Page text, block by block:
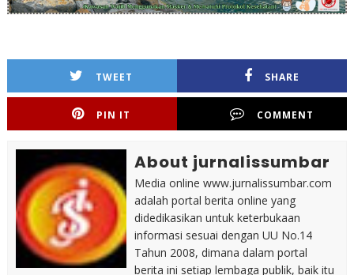
TWEET SHARE
PIN IT COMMENT
About jurnalissumbar
Media online www.jurnalissumbar.com
adalah portal berita online yang
didedikasikan untuk keterbukaan
informasi sesuai dengan UU No.14
Tahun 2008, dimana dalam portal
berita ini setiap lembaga publik, baik itu